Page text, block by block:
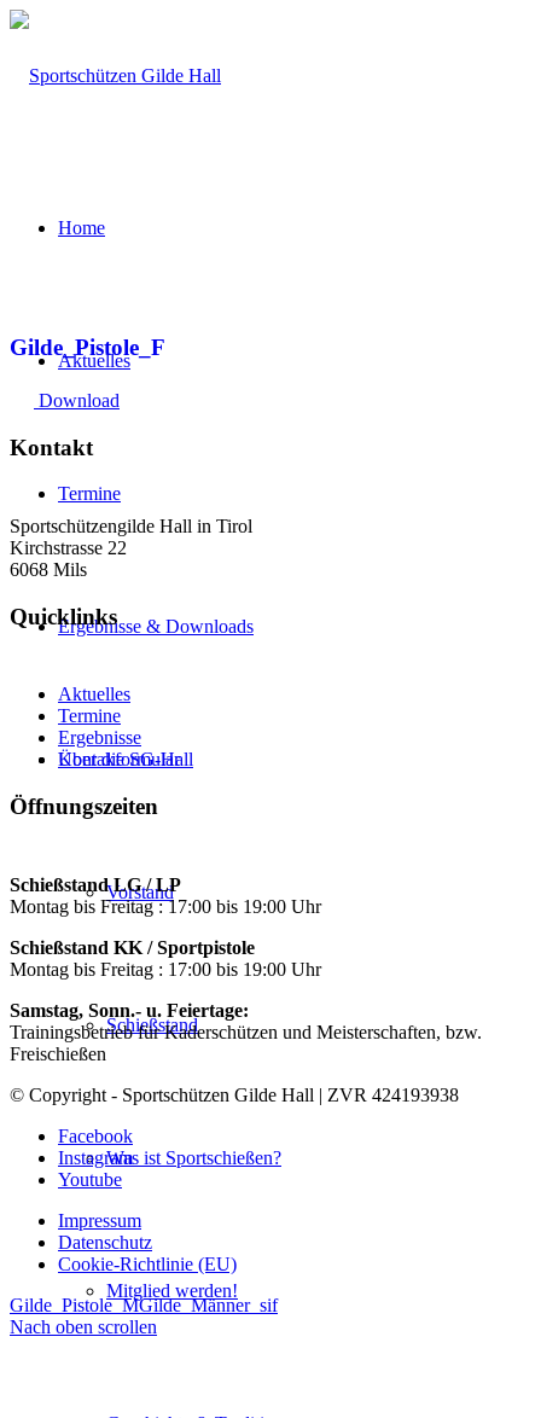
Home
Aktuelles
Termine
Ergebnisse & Downloads
Über die SG-Hall
Vorstand
Schießstand
Was ist Sportschießen?
Mitglied werden!
Gilde_Pistole_F
Download
Kontakt
Sportschützengilde Hall in Tirol
Kirchstrasse 22
6068 Mils
Quicklinks
Aktuelles
Termine
Ergebnisse
Kontakformular
Öffnungszeiten
Schießstand LG / LP
Montag bis Freitag : 17:00 bis 19:00 Uhr
Schießstand KK / Sportpistole
Montag bis Freitag : 17:00 bis 19:00 Uhr
Samstag, Sonn.- u. Feiertage:
Trainingsbetrieb für Kaderschützen und Meisterschaften, bzw.
Freischießen
© Copyright - Sportschützen Gilde Hall | ZVR 424193938
Facebook
Instagram
Youtube
Impressum
Datenschutz
Cookie-Richtlinie (EU)
Gilde_Pistole_MGilde_Männer_sif
Nach oben scrollen